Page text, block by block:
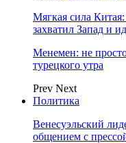
Мягкая сила
захватил Запад и
Менемен: не
турецкого утра
Prev Next
Политика
Венесуэльский
общением с